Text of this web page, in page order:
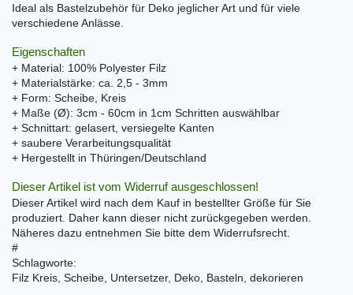
Ideal als Bastelzubehör für Deko jeglicher Art und für viele
verschiedene Anlässe.
Eigenschaften
+ Material: 100% Polyester Filz
+ Materialstärke: ca. 2,5 - 3mm
+ Form: Scheibe, Kreis
+ Maße (Ø): 3cm - 60cm in 1cm Schritten auswählbar
+ Schnittart: gelasert, versiegelte Kanten
+ saubere Verarbeitungsqualität
+ Hergestellt in Thüringen/Deutschland
Dieser Artikel ist vom Widerruf ausgeschlossen!
Dieser Artikel wird nach dem Kauf in bestellter Größe für Sie
produziert. Daher kann dieser nicht zurückgegeben werden.
Näheres dazu entnehmen Sie bitte dem Widerrufsrecht.
#
Schlagworte:
Filz Kreis, Scheibe, Untersetzer, Deko, Basteln, dekorieren